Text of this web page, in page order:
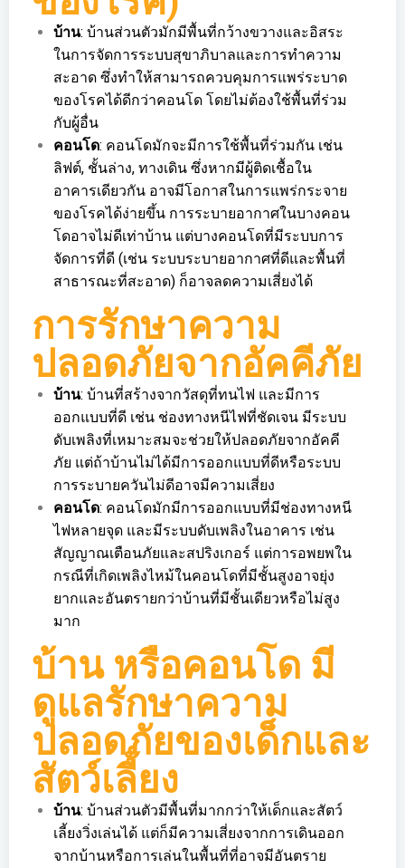
บ้าน: บ้านส่วนตัวมักมีพื้นที่กว้างขวางและอิสระ
ในการจัดการระบบสุขาภิบาลและการทำความ
สะอาด ซึ่งทำให้สามารถควบคุมการแพร่ระบาด
ของโรคได้ดีกว่าคอนโด โดยไม่ต้องใช้พื้นที่ร่วม
กับผู้อื่น
คอนโด: คอนโดมักจะมีการใช้พื้นที่ร่วมกัน เช่น
ลิฟต์, ชั้นล่าง, ทางเดิน ซึ่งหากมีผู้ติดเชื้อใน
อาคารเดียวกัน อาจมีโอกาสในการแพร่กระจาย
ของโรคได้ง่ายขึ้น การระบายอากาศในบางคอน
โดอาจไม่ดีเท่าบ้าน แต่บางคอนโดที่มีระบบการ
จัดการที่ดี (เช่น ระบบระบายอากาศที่ดีและพื้นที่
สาธารณะที่สะอาด) ก็อาจลดความเสี่ยงได้
การรักษาความ
ปลอดภัยจากอัคคีภัย
บ้าน: บ้านที่สร้างจากวัสดุที่ทนไฟ และมีการ
ออกแบบที่ดี เช่น ช่องทางหนีไฟที่ชัดเจน มีระบบ
ดับเพลิงที่เหมาะสมจะช่วยให้ปลอดภัยจากอัคคี
ภัย แต่ถ้าบ้านไม่ได้มีการออกแบบที่ดีหรือระบบ
การระบายควันไม่ดีอาจมีความเสี่ยง
คอนโด: คอนโดมักมีการออกแบบที่มีช่องทางหนี
ไฟหลายจุด และมีระบบดับเพลิงในอาคาร เช่น
สัญญาณเตือนภัยและสปริงเกอร์ แต่การอพยพใน
กรณีที่เกิดเพลิงไหม้ในคอนโดที่มีชั้นสูงอาจยุ่ง
ยากและอันตรายกว่าบ้านที่มีชั้นเดียวหรือไม่สูง
มาก
บ้าน หรือคอนโด มี
ดูแลรักษาความ
ปลอดภัยของเด็กและ
สัตว์เลี้ยง
บ้าน: บ้านส่วนตัวมีพื้นที่มากกว่าให้เด็กและสัตว์
เลี้ยงวิ่งเล่นได้ แต่ก็มีความเสี่ยงจากการเดินออก
จากบ้านหรือการเล่นในพื้นที่ที่อาจมีอันตราย